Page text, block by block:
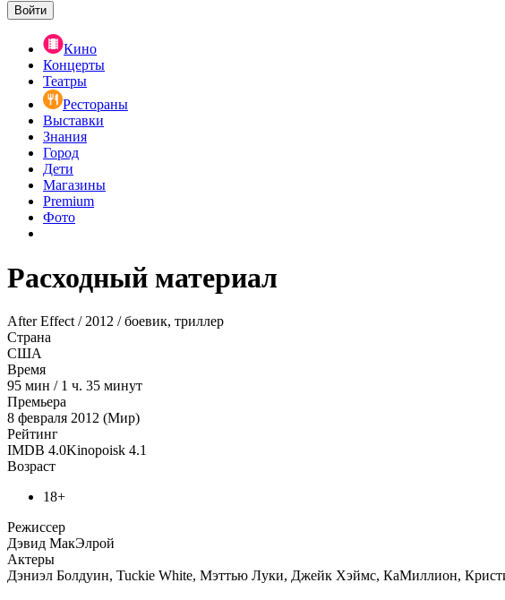
Войти
Кино
Концерты
Театры
Рестораны
Выставки
Знания
Город
Дети
Магазины
Premium
Фото
Расходный материал
After Effect / 2012 / боевик, триллер
Страна
США
Время
95 мин / 1 ч. 35 минут
Премьера
8 февраля 2012 (Мир)
Рейтинг
IMDB 4.0Kinopoisk 4.1
Возраст
18+
Режиссер
Дэвид МакЭлрой
Актеры
Дэниэл Болдуин, Tuckie White, Мэттью Луки, Джейк Хэймс, КаМиллион,